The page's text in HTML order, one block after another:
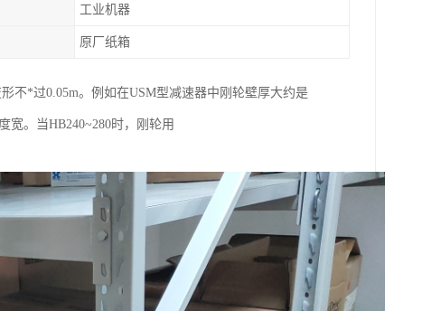
工业机器
原厂纸箱
不*过0.05m。例如在USM型减速器中刚轮壁厚大约是
宽。当HB240~280时，刚轮用